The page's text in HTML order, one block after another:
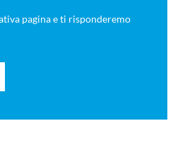
pagina e ti risponderemo